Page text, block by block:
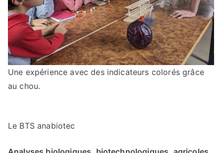
Une expérience avec des indicateurs colorés grâce
au chou.
Le BTS anabiotec